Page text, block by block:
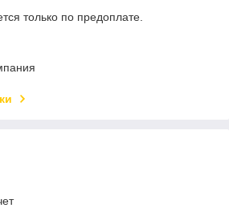
только по предоплате.